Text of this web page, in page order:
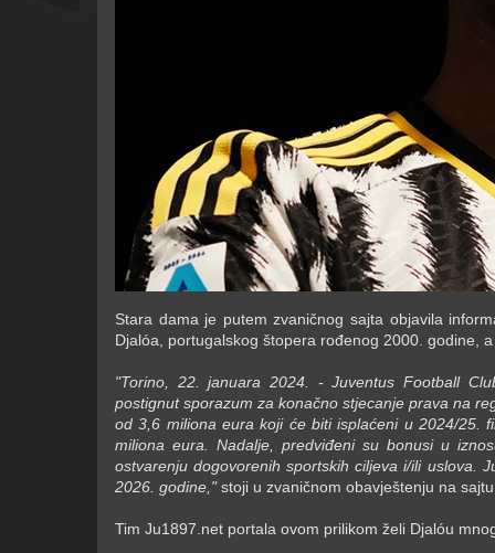
Stara dama je putem zvaničnog sajta objavila
Djalóa, portugalskog štopera rođenog 2000. godine,
"Torino, 22. januara 2024. - Juventus Football
postignut sporazum za konačno stjecanje prava na
od 3,6 miliona eura koji će biti isplaćeni u 2024/25.
miliona eura. Nadalje, predviđeni su bonusi u
ostvarenju dogovorenih sportskih ciljeva i/ili uslova.
2026. godine,"stoji u zvaničnom obavještenju na
Tim Ju1897.net portala ovom prilikom želi Djalóu